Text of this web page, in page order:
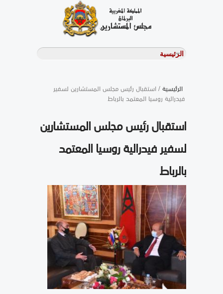
الرئيسية/ استقبال رئيس مجلس المستشارين لسفير
فيدرالية روسيا المعتمد بالرباط
استقبال رئيس مجلس المستشارين
لسفير فيدرالية روسيا المعتمد
بالرباط